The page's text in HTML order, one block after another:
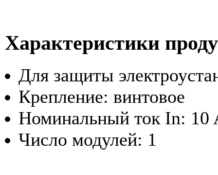
Характеристики
Для защиты
Крепление: винтовое
Номинальный ток In: 10
Число модулей: 1